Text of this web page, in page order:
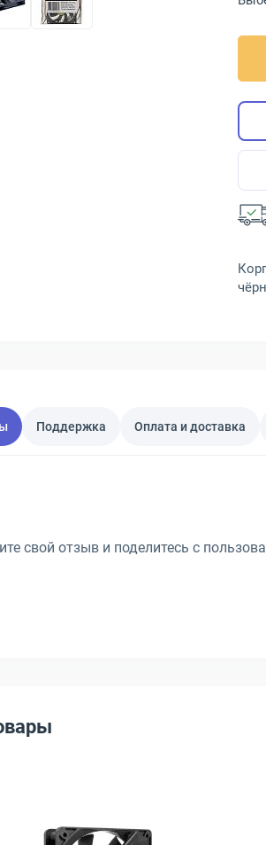
Поддержка Оплата и доставка
свой отзыв и поделитесь с